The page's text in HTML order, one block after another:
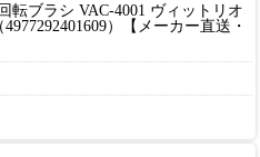
転ブラシ VAC-4001 ヴィットリオ
）【メーカー直送・